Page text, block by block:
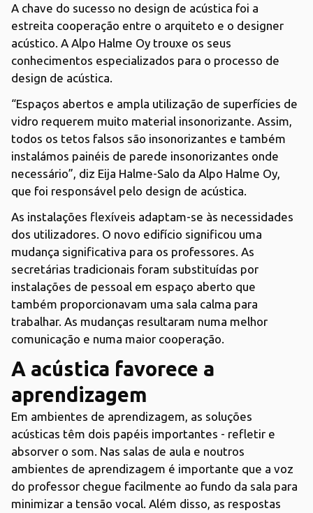
A chave do sucesso no design de acústica foi a
estreita cooperação entre o arquiteto e o designer
acústico. A Alpo Halme Oy trouxe os seus
conhecimentos especializados para o processo de
design de acústica.
“Espaços abertos e ampla utilização de superfícies de
vidro requerem muito material insonorizante. Assim,
todos os tetos falsos são insonorizantes e também
instalámos painéis de parede insonorizantes onde
necessário”, diz Eija Halme-Salo da Alpo Halme Oy,
que foi responsável pelo design de acústica.
As instalações flexíveis adaptam-se às necessidades
dos utilizadores. O novo edifício significou uma
mudança significativa para os professores. As
secretárias tradicionais foram substituídas por
instalações de pessoal em espaço aberto que
também proporcionavam uma sala calma para
trabalhar. As mudanças resultaram numa melhor
comunicação e numa maior cooperação.
A acústica favorece a
aprendizagem
Em ambientes de aprendizagem, as soluções
acústicas têm dois papéis importantes - refletir e
absorver o som. Nas salas de aula e noutros
ambientes de aprendizagem é importante que a voz
do professor chegue facilmente ao fundo da sala para
minimizar a tensão vocal. Além disso, as respostas